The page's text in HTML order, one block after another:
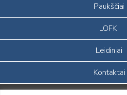
Paukščiai
LOFK
Leidiniai
Kontaktai